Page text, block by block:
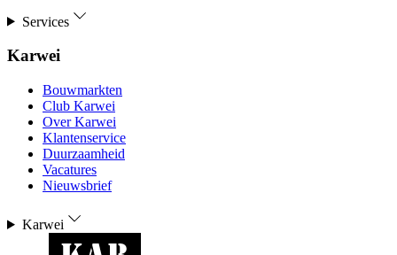
Services
Karwei
Bouwmarkten
Club Karwei
Over Karwei
Klantenservice
Duurzaamheid
Vacatures
Nieuwsbrief
Karwei